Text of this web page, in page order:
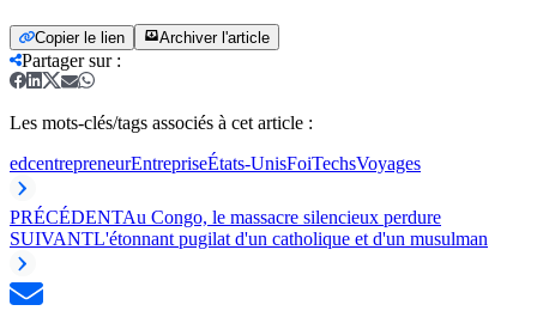
Copier le lien Archiver l'article
Partager sur:
Les mots-clés/tags associés à cet article :
edcentrepreneurEntrepriseÉtats-UnisFoiTechsVoyages
PRÉCÉDENTAu Congo, le massacre silencieux perdure
SUIVANTL'étonnant pugilat d'un catholique et d'un musulman